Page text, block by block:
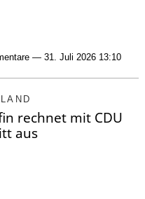
— 31. Juli 2026 13:10
rechnet mit CDU
aus